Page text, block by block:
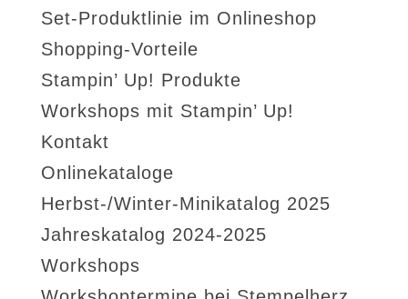
Set-Produktlinie im Onlineshop
Shopping-Vorteile
Stampin’ Up! Produkte
Workshops mit Stampin’ Up!
Kontakt
Onlinekataloge
Herbst-/Winter-Minikatalog 2025
Jahreskatalog 2024-2025
Workshops